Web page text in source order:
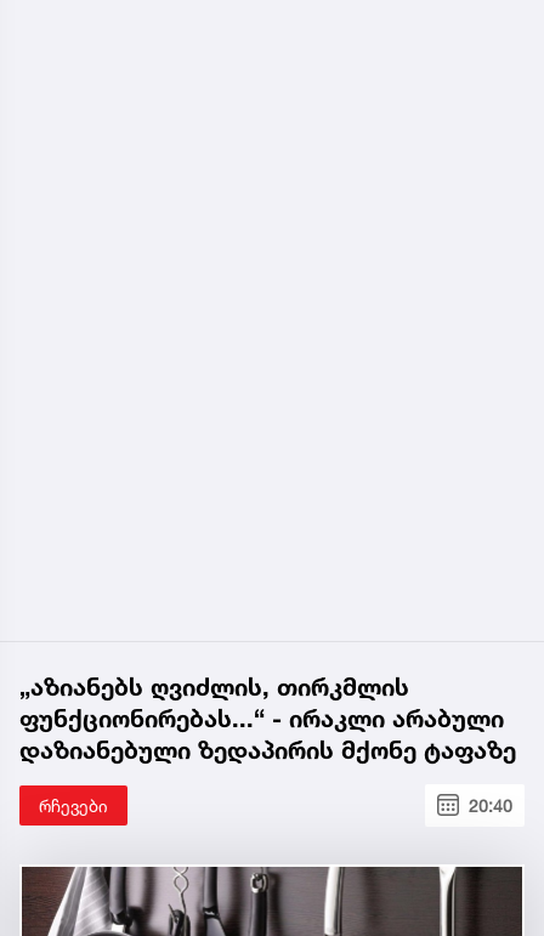
„აზიანებს ღვიძლის, თირკმლის
ფუნქციონირებას...“ - ირაკლი არაბული
დაზიანებული ზედაპირის მქონე ტაფაზე
რჩევები 20:40